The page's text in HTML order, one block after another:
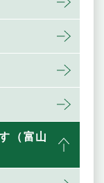
（富山